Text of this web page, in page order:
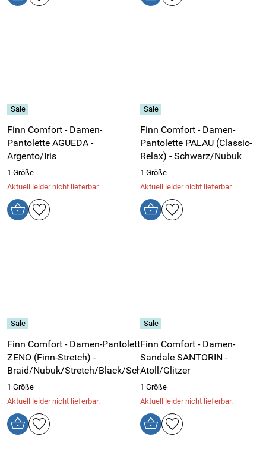
Finn Comfort - Damen-
Pantolette AGUEDA -
Argento/Iris
1 Größe
Aktuell leider nicht lieferbar.
Finn Comfort - Damen-
Pantolette PALAU (Classic-
Relax) - Schwarz/Nubuk
1 Größe
Aktuell leider nicht lieferbar.
Finn Comfort - Damen-Pantolette
ZENO (Finn-Stretch) -
Braid/Nubuk/Stretch/Black/Schwarz
1 Größe
Aktuell leider nicht lieferbar.
Finn Comfort - Damen-
Sandale SANTORIN -
Atoll/Glitzer
1 Größe
Aktuell leider nicht lieferbar.